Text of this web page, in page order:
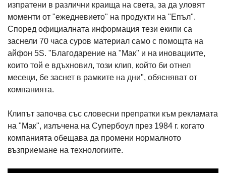
изпратени в различни краища на света, за да уловят
моменти от "ежедневието" на продукти на "Епъл".
Според официалната информация тези екипи са
заснели 70 часа суров материал само с помощта на
айфон 5S. "Благодарение на "Мак" и на иновациите,
които той е вдъхновил, този клип, който би отнел
месеци, бе заснет в рамките на дни", обясняват от
компанията.
Клипът започва със словесни препратки към рекламата
на "Мак", излъчена на Супербоул през 1984 г. когато
компанията обещава да промени нормалното
възприемане на технологиите.